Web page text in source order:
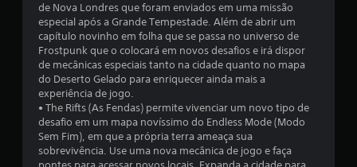
6
5
5
0
c
l
de Nova Londres que foram enviados em uma missão
especial após a Grande Tempestade. Além de abrir um
capítulo novinho em folha que se passa no universo de
Frostpunk que o colocará em novos desafios e irá dispor
de mecânicas especiais tanto na cidade quanto no mapa
do Deserto Gelado para enriquecer ainda mais a
experiência de jogo.
• The Rifts (As Fendas) permite vivenciar um novo tipo de
desafio em um mapa novíssimo do Endless Mode (Modo
Sem Fim), em que a própria terra ameaça sua
sobrevivência. Use uma nova mecânica de jogo e faça